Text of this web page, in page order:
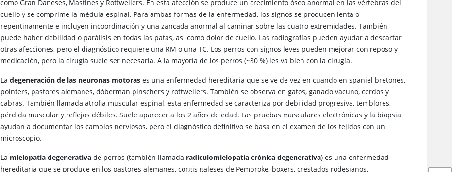
como Gran Daneses, Mastines y Rottweilers. En esta afección se produce un crecimiento óseo anormal en las vértebras del
cuello y se comprime la médula espinal. Para ambas formas de la enfermedad, los signos se producen lenta o
repentinamente e incluyen incoordinación y una zancada anormal al caminar sobre las cuatro extremidades. También
puede haber debilidad o parálisis en todas las patas, así como dolor de cuello. Las radiografías pueden ayudar a descartar
otras afecciones, pero el diagnóstico requiere una RM o una TC. Los perros con signos leves pueden mejorar con reposo y
medicación, pero la cirugía suele ser necesaria. A la mayoría de los perros (~80 %) les va bien con la cirugía.
Ladegeneración de las neuronas motoras es una enfermedad hereditaria que se ve de vez en cuando en spaniel bretones,
pointers, pastores alemanes, dóberman pinschers y rottweilers. También se observa en gatos, ganado vacuno, cerdos y
cabras. También llamada atrofia muscular espinal, esta enfermedad se caracteriza por debilidad progresiva, temblores,
pérdida muscular y reflejos débiles. Suele aparecer a los 2 años de edad. Las pruebas musculares electrónicas y la biopsia
ayudan a documentar los cambios nerviosos, pero el diagnóstico definitivo se basa en el examen de los tejidos con un
microscopio.
La mielopatía degenerativa de perros (también llamada radiculomielopatía crónica degenerativa) es una enfermedad
hereditaria que se produce en los pastores alemanes, corgis galeses de Pembroke, boxers, crestados rodesianos,